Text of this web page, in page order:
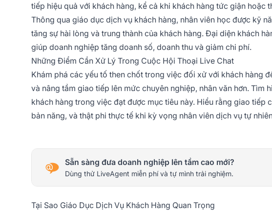
tiếp hiệu quả với khách hàng, kể cả khi khách hàng tức giận hoặc
Thông qua giáo dục dịch vụ khách hàng, nhân viên học được kỹ
tăng sự hài lòng và trung thành của khách hàng. Đại diện khách
giúp doanh nghiệp tăng doanh số, doanh thu và giảm chi phí.
Những Điểm Cần Xử Lý Trong Cuộc Hội Thoại Live Chat
Khám phá các yếu tố then chốt trong việc đối xử với khách hàng
và nâng tầm giao tiếp lên mức chuyên nghiệp, nhân văn hơn. Tìm
khách hàng trong việc đạt được mục tiêu này. Hiểu rằng giao tiếp
bản năng, và thật phi thực tế khi kỳ vọng nhân viên dịch vụ tự
Sẵn sàng đưa doanh nghiệp lên tầm cao mới?
Dùng thử LiveAgent miễn phí và tự mình trải nghiệm.
Tại Sao Giáo Dục Dịch Vụ Khách Hàng Quan Trọng